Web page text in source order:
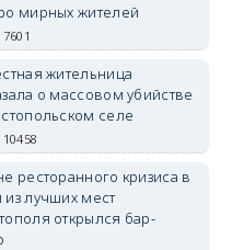
erid: 2SDnjcrDNw6
мирных жителей
жительница
о массовом убийстве
селе
10458
ресторанного кризиса в
лучших мест
открылся бар-